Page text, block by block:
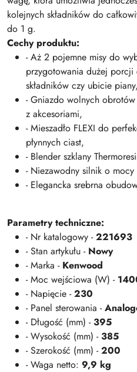
kolejnych składników do
do 1 g.
Cechy produktu:
- Aż 2 pojemne misy do
przygotowania dużej porcji
składników czy ubicie piany,
- Gniazdo wolnych
z akcesoriami,
- Mieszadło FLEXI do
płynnych ciast,
- Blender szklany
- Niezawodny silnik o
- Elegancka srebrna
Parametry techniczne:
- Nr katalogowy -221693
- Stan artykułu - Nowy
- Marka - Kenwood
- Moc wejściowa (W) -
- Napięcie -230
- Panel sterowania -
- Długość (mm) -395
- Wysokość (mm) -385
- Szerokość (mm) -200
- Waga netto: 9,9 kg